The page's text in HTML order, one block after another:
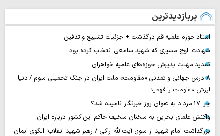
پربازدیدترین
استاد حوزه علمیه قم درگذشت + جزئیات تشییع و تدفین
شهادت؛ اوج مسیری که شهید سامعی انتخاب کرده بود
تمدید مهلت پذیرش حوزه‌های علمیه خواهران
۸ درس جهانی و تمدنی «مقاومت» ملت ایران در جنگ تحمیلی سوم / دنیا
ارزش مقاومت را فهمید
چرا 17 مرداد به عنوان روز خبرنگار نامیده شد؟
واکنش علمای بحرین به سخنان سخیف حاکم این کشور درباره ایران
بزرگداشت امام شهید از سوی آیت‌الله اراکی / رهبر شهید انقلاب؛ الگوی ایمان